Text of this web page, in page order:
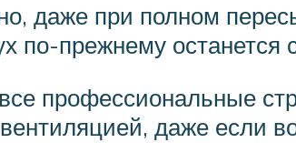
даже при полном
по-прежнему
профессиональные
даже если